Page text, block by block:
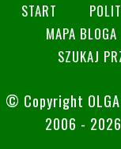
START
MAPA BLOGA
SZUKAJ
© Copyright
2006 -